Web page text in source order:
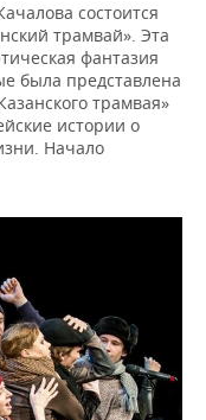
состоится
трамвай». Эта
фантазия
была представлена
трамвая»
истории о
Начало